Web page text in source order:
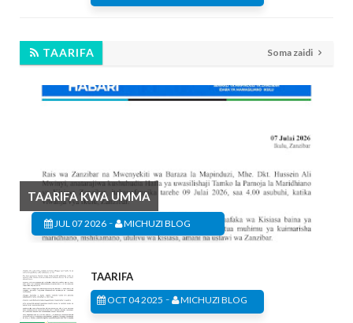
TAARIFA Soma zaidi
TAARIFA KWA UMMA
JUL 07 2026 - MICHUZI BLOG
TAARIFA
OCT 04 2025 - MICHUZI BLOG